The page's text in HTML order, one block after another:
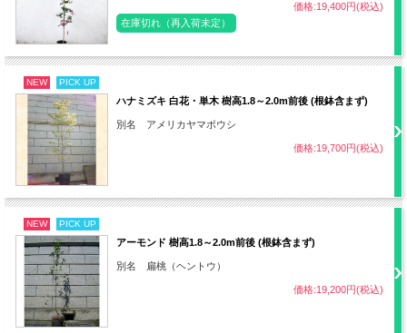
水やり
・土が乾いていたらたっぷり水やり
・夏季の水切れに注意
肥料 2～3月、6月 油かすなど
剪定
ポット径 10.5cm
病気 うどんこ病など
害虫
価格:19,400円(税込)
在庫切れ（再入荷未定）
NEW PICK UP
ハナミズキ 白花・単木 樹高1.8～2.0m前後 (根鉢含まず)
別名 アメリカヤマボウシ
価格:19,700円(税込)
NEW PICK UP
アーモンド 樹高1.8～2.0m前後 (根鉢含まず)
別名 扁桃（ヘントウ）
価格:19,200円(税込)